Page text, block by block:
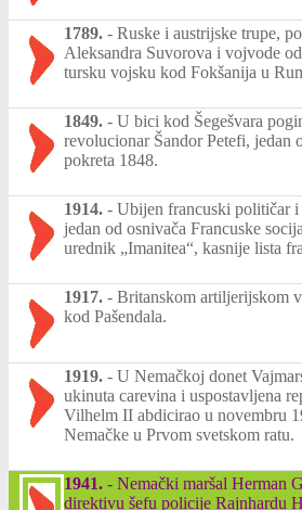
1789. - Ruske i austrijske trupe,
Aleksandra Suvorova i vojvode
tursku vojsku kod Fokšanija u
1849. - U bici kod Šegešvara
revolucionar Šandor Petefi, jedan
pokreta 1848.
1914. - Ubijen francuski političar i
jedan od osnivača Francuske
urednik „Imanitea“, kasnije lista
1917. - Britanskom artiljerijskom
kod Pašendala.
1919. - U Nemačkoj donet
ukinuta carevina i uspostavljena
Vilhelm II abdicirao u novembru
Nemačke u Prvom svetskom ratu.
1941. - Nemački maršal Herman
direktivu šefu policije Rajnhardu